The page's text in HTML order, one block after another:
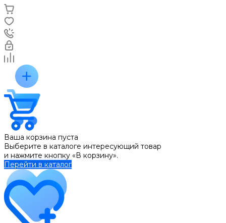
Ваша корзина пуста
Выберите в каталоге интересующий товар
и нажмите кнопку «В корзину».
Перейти в каталог